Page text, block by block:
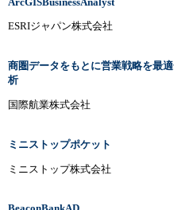
ESRIジャパン株式会社
商圏データをもとに営業戦略を最
析
国際航業株式会社
ミニストップポケット
ミニストップ株式会社